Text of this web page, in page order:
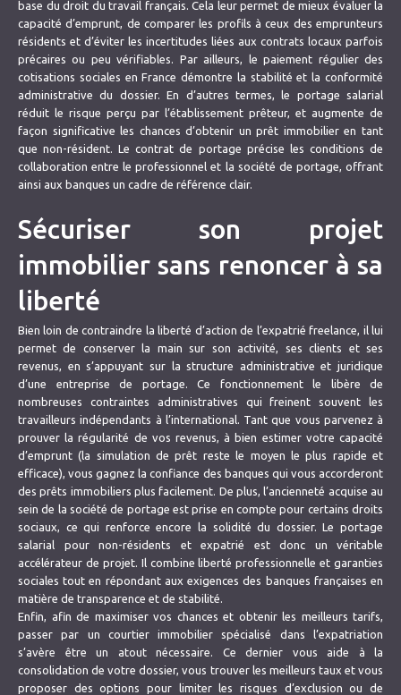
base du droit du travail français. Cela leur permet de mieux évaluer la
capacité d’emprunt, de comparer les profils à ceux des emprunteurs
résidents et d’éviter les incertitudes liées aux contrats locaux parfois
précaires ou peu vérifiables. Par ailleurs, le paiement régulier des
cotisations sociales en France démontre la stabilité et la conformité
administrative du dossier. En d’autres termes, le portage salarial
réduit le risque perçu par l’établissement prêteur, et augmente de
façon significative les chances d’obtenir un prêt immobilier en tant
que non-résident. Le contrat de portage précise les conditions de
collaboration entre le professionnel et la société de portage, offrant
ainsi aux banques un cadre de référence clair.
Sécuriser son projet
immobilier sans renoncer à sa
liberté
Bien loin de contraindre la liberté d’action de l’expatrié freelance, il lui
permet de conserver la main sur son activité, ses clients et ses
revenus, en s’appuyant sur la structure administrative et juridique
d’une entreprise de portage. Ce fonctionnement le libère de
nombreuses contraintes administratives qui freinent souvent les
travailleurs indépendants à l’international. Tant que vous parvenez à
prouver la régularité de vos revenus, à bien estimer votre capacité
d’emprunt (la simulation de prêt reste le moyen le plus rapide et
efficace), vous gagnez la confiance des banques qui vous accorderont
des prêts immobiliers plus facilement. De plus, l’ancienneté acquise au
sein de la société de portage est prise en compte pour certains droits
sociaux, ce qui renforce encore la solidité du dossier. Le portage
salarial pour non-résidents et expatrié est donc un véritable
accélérateur de projet. Il combine liberté professionnelle et garanties
sociales tout en répondant aux exigences des banques françaises en
matière de transparence et de stabilité.
Enfin, afin de maximiser vos chances et obtenir les meilleurs tarifs,
passer par un courtier immobilier spécialisé dans l’expatriation
s’avère être un atout nécessaire. Ce dernier vous aide à la
consolidation de votre dossier, vous trouver les meilleurs taux et vous
proposer des options pour limiter les risques d’exclusion ou de